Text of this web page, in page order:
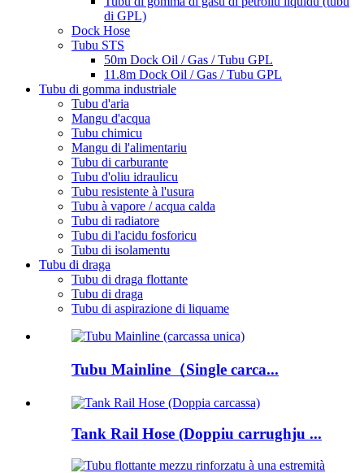
di GPL)
Dock Hose
Tubu STS
50m Dock Oil / Gas / Tubu GPL
11.8m Dock Oil / Gas / Tubu GPL
Tubu di gomma industriale
Tubu d'aria
Mangu d'acqua
Tubu chimicu
Mangu di l'alimentariu
Tubu di carburante
Tubu d'oliu idraulicu
Tubu resistente à l'usura
Tubu à vapore / acqua calda
Tubu di radiatore
Tubu di l'acidu fosforicu
Tubu di isolamentu
Tubu di draga
Tubu di draga flottante
Tubu di draga
Tubu di aspirazione di liquame
Tubu Mainline（Single carca...
Tank Rail Hose (Doppiu carrughju ...